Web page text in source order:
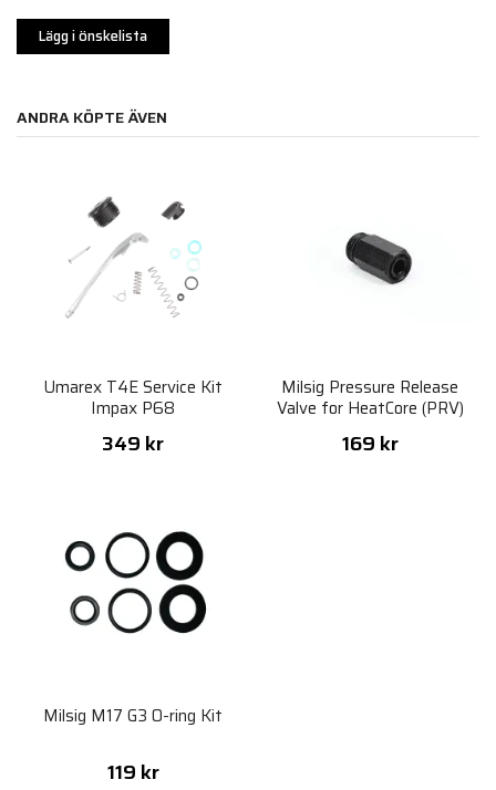
Lägg i önskelista
ANDRA KÖPTE ÄVEN
Umarex T4E Service Kit
Impax P68
349 kr
Milsig Pressure Release
Valve for HeatCore (PRV)
169 kr
Milsig M17 G3 O-ring Kit
119 kr